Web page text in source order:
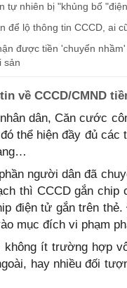
tự nhiên bị "khủng bố
để lộ thông tin CCCD, ai
được tiền 'chuyển
sản
về CCCD/CMND
dân, Căn cước
thể hiện đầy đủ các
người dân đã
thì CCCD gắn
điện tử gắn trên
mục đích vi phạm
không ít trường hợp
hay nhiều đối